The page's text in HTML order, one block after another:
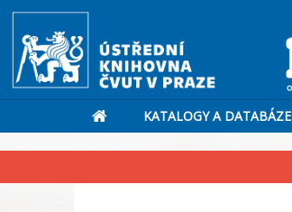
KATALOGY A DATABÁZE